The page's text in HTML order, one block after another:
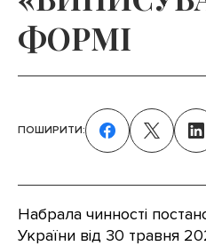
ФОРМІ
Набрала чинності
України від 30 травня
ПОШИРИТИ: